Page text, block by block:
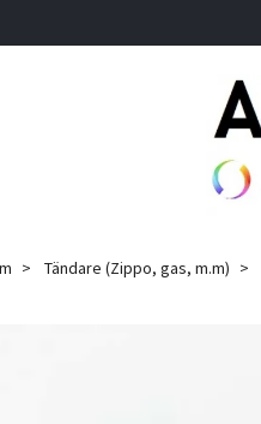
Tändare (Zippo, gas, m.m)